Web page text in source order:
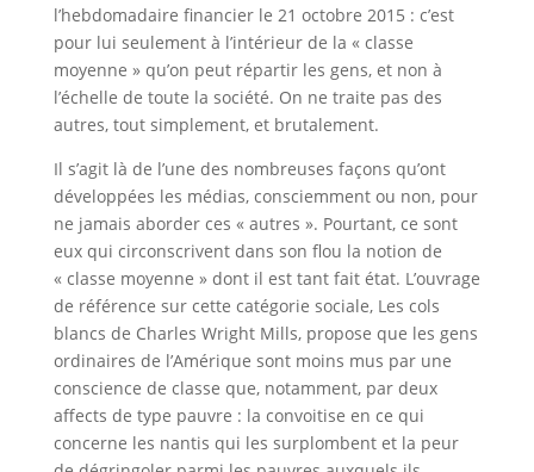
l’hebdomadaire financier le 21 octobre 2015 : c’est
pour lui seulement à l’intérieur de la « classe
moyenne » qu’on peut répartir les gens, et non à
l’échelle de toute la société. On ne traite pas des
autres, tout simplement, et brutalement.
Il s’agit là de l’une des nombreuses façons qu’ont
développées les médias, consciemment ou non, pour
ne jamais aborder ces « autres ». Pourtant, ce sont
eux qui circonscrivent dans son flou la notion de
« classe moyenne » dont il est tant fait état. L’ouvrage
de référence sur cette catégorie sociale, Les cols
blancs de Charles Wright Mills, propose que les gens
ordinaires de l’Amérique sont moins mus par une
conscience de classe que, notamment, par deux
affects de type pauvre : la convoitise en ce qui
concerne les nantis qui les surplombent et la peur